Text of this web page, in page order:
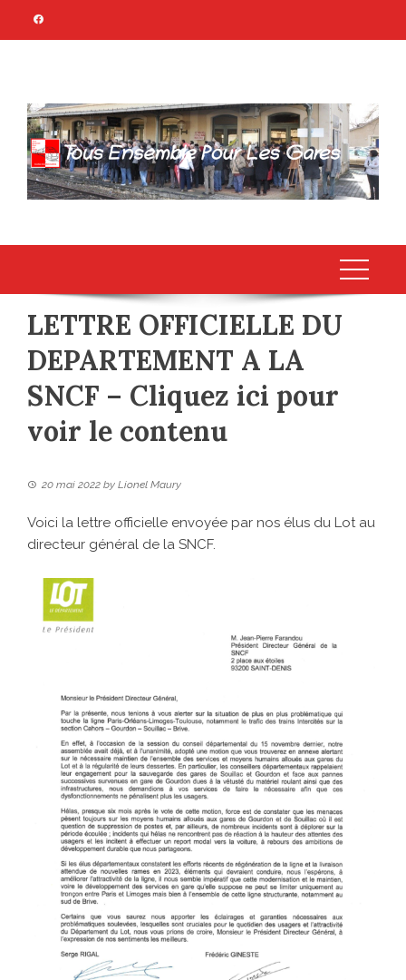
TOUS ENSEMBLE
POUR LES GARES
Association Citoyenne
LETTRE OFFICIELLE DU
DEPARTEMENT A LA
SNCF – Cliquez ici pour
voir le contenu
20 mai 2022 by Lionel Maury
Voici la lettre officielle envoyée par nos élus du Lot au
directeur général de la SNCF.